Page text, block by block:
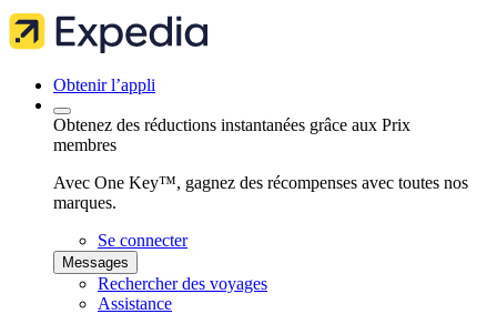
Obtenir l’appli
Obtenez des réductions instantanées grâce aux Prix
membres
Avec One Key™, gagnez des récompenses avec toutes nos
marques.
Se connecter
Messages
Rechercher des voyages
Assistance